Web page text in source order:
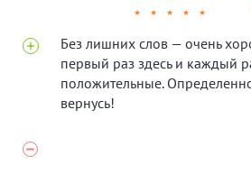
★ ★ ★ ★ ★
Без лишних слов — очень
первый раз здесь и каждый
положительные.
вернусь!